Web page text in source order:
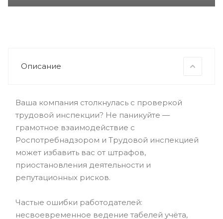
Описание
Ваша компания столкнулась с проверкой
трудовой инспекции? Не паникуйте —
грамотное взаимодействие с
Роспотребнадзором и Трудовой инспекцией
может избавить вас от штрафов,
приостановления деятельности и
репутационных рисков.
Частые ошибки работодателей:
несвоевременное ведение табелей учёта,